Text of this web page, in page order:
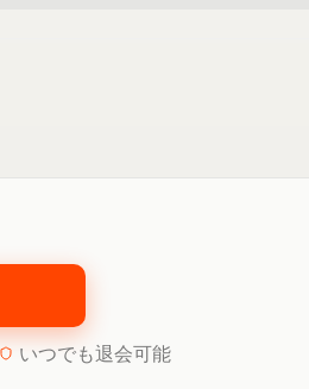
いつでも退会可能